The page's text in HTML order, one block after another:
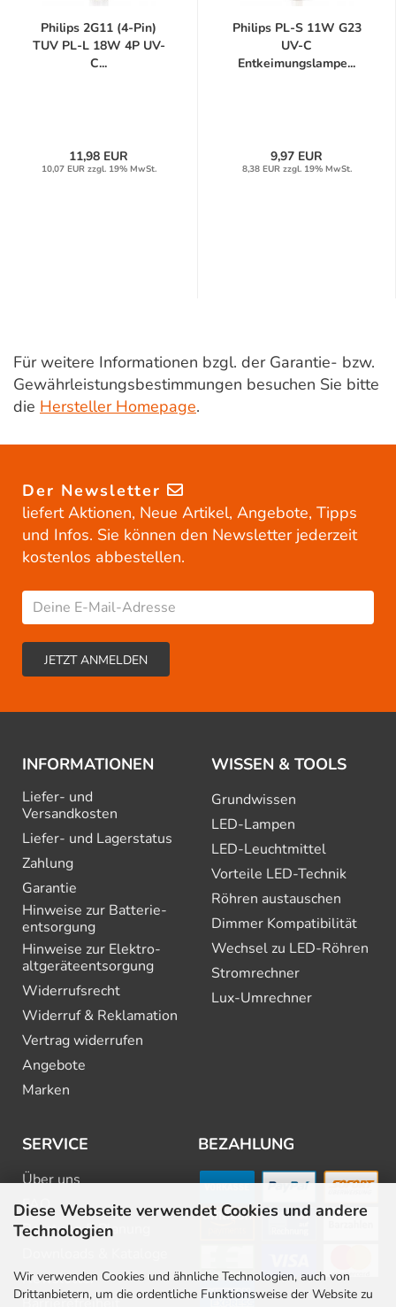
Diese Webseite verwendet Cookies und andere
Technologien
Wir verwenden Cookies und ähnliche Technologien, auch von
Drittanbietern, um die ordentliche Funktionsweise der Website zu
Philips 2G11 (4-Pin)
TUV PL-L 18W 4P UV-
C...
11,98 EUR
10,07 EUR zzgl. 19% MwSt.
Philips PL-S 11W G23
UV-C
Entkeimungslampe...
9,97 EUR
8,38 EUR zzgl. 19% MwSt.
Für weitere Informationen bzgl. der Garantie- bzw.
Gewährleistungsbestimmungen besuchen Sie bitte
die Hersteller Homepage.
Der Newsletter
liefert Aktionen, Neue Artikel, Angebote, Tipps
und Infos. Sie können den Newsletter jederzeit
kostenlos abbestellen.
INFORMATIONEN
Liefer- und
Versandkosten
Liefer- und Lagerstatus
Zahlung
Garantie
Hinweise zur Batterie­
entsorgung
Hinweise zur Elektro­
altgeräte­entsorgung
Widerrufsrecht
Widerruf & Reklamation
Vertrag widerrufen
Angebote
Marken
WISSEN & TOOLS
Grundwissen
LED-Lampen
LED-Leuchtmittel
Vorteile LED-Technik
Röhren austauschen
Dimmer Kompatibilität
Wechsel zu LED-Röhren
Stromrechner
Lux-Umrechner
SERVICE
Über uns
FAQ
Beratung & Planung
Newsletter
BEZAHLUNG